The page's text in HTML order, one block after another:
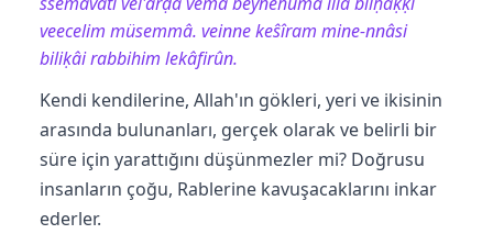
veecelim müsemmâ. veinne keŝîram mine-nnâsi
biliḳâi rabbihim lekâfirûn.
Kendi kendilerine, Allah'ın gökleri, yeri ve ikisinin
arasında bulunanları, gerçek olarak ve belirli bir
süre için yarattığını düşünmezler mi? Doğrusu
insanların çoğu, Rablerine kavuşacaklarını inkar
ederler.